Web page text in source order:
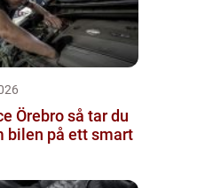
så tar du
bilen på ett smart